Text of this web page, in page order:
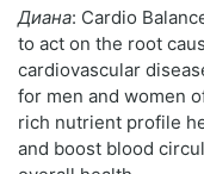
Диана: Cardio
to act on the root
cardiovascular
for men and women
rich nutrient profile
and boost blood